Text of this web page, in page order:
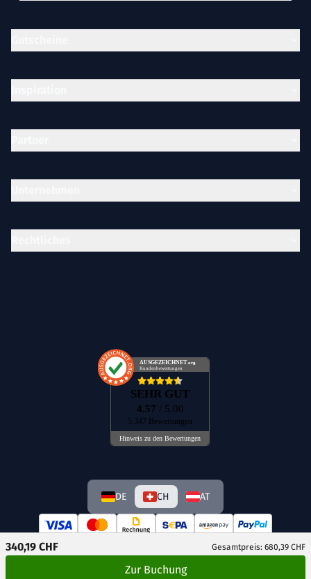
340,19 CHF Gesamtpreis: 680,39 CHF
Zur Buchung
AUSGEZEICHNET .org
Kundenbewertungen
SEHR GUT
4.57 / 5.00
5.347 Bewertungen
Hinweis zu den Bewertungen
DE CH AT
© GetAway Travel GmbH 2026 Alle Rechte vorbehalten.